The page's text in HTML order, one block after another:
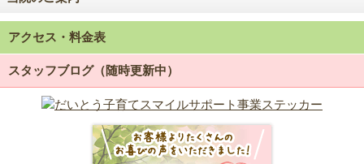
アクセス・料金表
スタッフブログ（随時更新中）